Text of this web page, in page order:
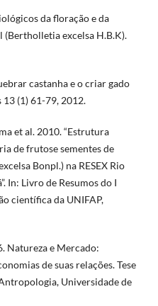
da floração e da
excelsa H.B.K).
castanha e o criar gado
13 (1) 61-79, 2012.
et al. 2010. “Estrutura
de frutose sementes de
Bonpl.) na RESEX Rio
In: Livro de Resumos do I
científica da UNIFAP,
Natureza e Mercado:
de suas relações. Tese
Universidade de